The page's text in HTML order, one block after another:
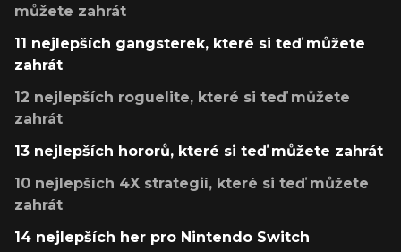
můžete zahrát
11 nejlepších gangsterek, které si teď můžete
zahrát
12 nejlepších roguelite, které si teď můžete
zahrát
13 nejlepších hororů, které si teď můžete zahrát
10 nejlepších 4X strategií, které si teď můžete
zahrát
14 nejlepších her pro Nintendo Switch